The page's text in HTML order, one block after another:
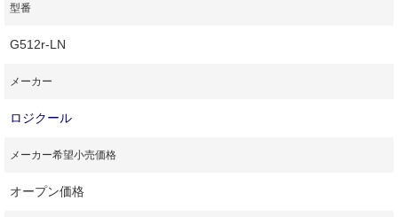
型番
G512r-LN
メーカー
ロジクール
メーカー希望小売価格
オープン価格